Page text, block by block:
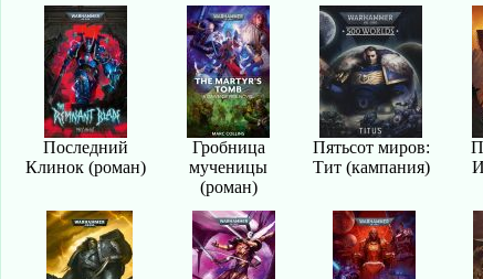
Последний
Клинок (роман)
Гробница
мученицы
(роман)
Пятьсот миров:
Тит (кампания)